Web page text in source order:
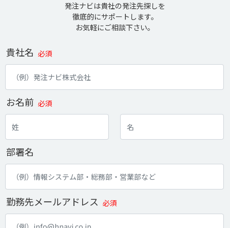
発注ナビは貴社の発注先探しを
徹底的にサポートします。
お気軽にご相談下さい。
貴社名 必須
お名前 必須
部署名
勤務先メールアドレス 必須